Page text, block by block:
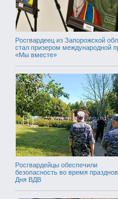
Росгвардеец из Запорожской
стал призером международной
«Мы вместе»
Росгвардейцы обеспечили
безопасность во время
Дня ВДВ